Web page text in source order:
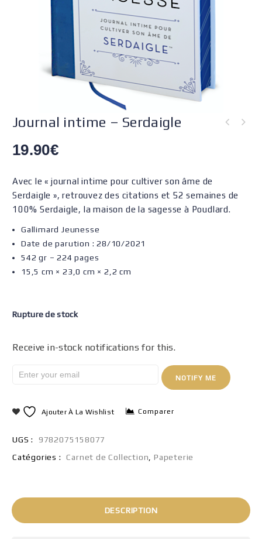
Journal intime – Serdaigle
19.90€
Avec le « journal intime pour cultiver son âme de
Serdaigle », retrouvez des citations et 52 semaines de
100% Serdaigle, la maison de la sagesse à Poudlard.
Gallimard Jeunesse
Date de parution : 28/10/2021
542 gr – 224 pages
15,5 cm × 23,0 cm × 2,2 cm
Rupture de stock
Receive in-stock notifications for this.
NOTIFY ME
Ajouter À La Wishlist Comparer
UGS :
9782075158077
Catégories :
Carnet de Collection ,Papeterie
DESCRIPTION